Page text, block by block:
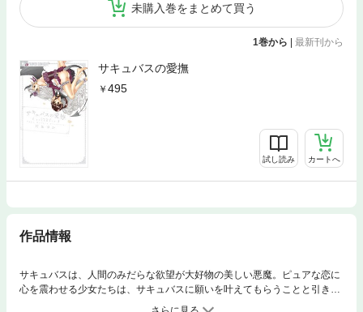
未購入巻をまとめて買う
1巻から 最新刊から
サキュバスの愛撫
495
試し読み カートへ
作品情報
サキュバスは、人間のみだらな欲望が大好物の美しい悪魔。ピュアな恋に
心を震わせる少女たちは、サキュバスに願いを叶えてもらうことと引き替
えに、ある「取引」をして、男たちに体を開くことに…。ロマンティック